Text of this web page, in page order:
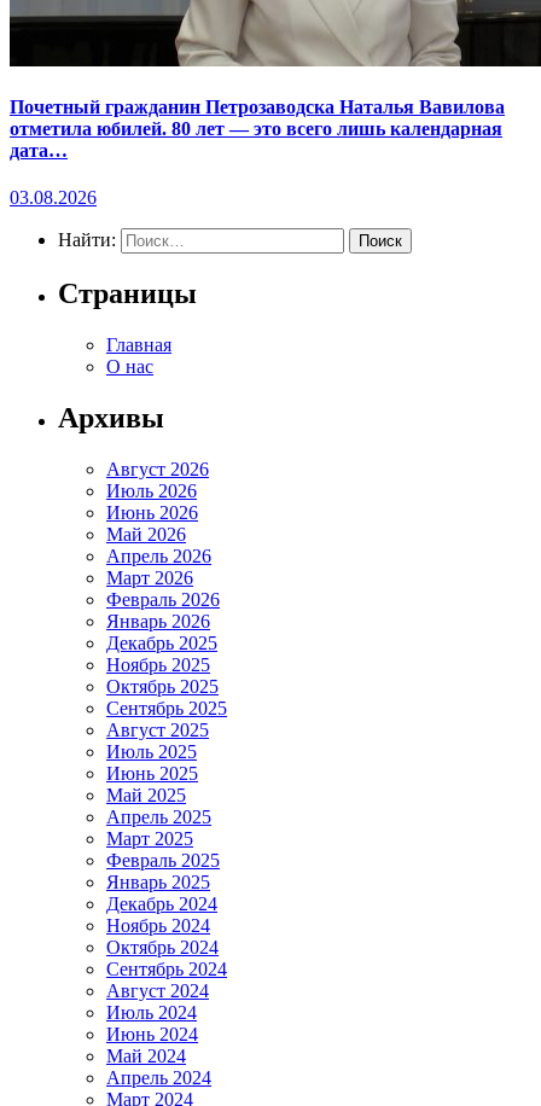
Почетный гражданин Петрозаводска Наталья Вавилова
отметила юбилей. 80 лет — это всего лишь календарная
дата…
03.08.2026
Найти:
Страницы
Главная
О нас
Архивы
Август 2026
Июль 2026
Июнь 2026
Май 2026
Апрель 2026
Март 2026
Февраль 2026
Январь 2026
Декабрь 2025
Ноябрь 2025
Октябрь 2025
Сентябрь 2025
Август 2025
Июль 2025
Июнь 2025
Май 2025
Апрель 2025
Март 2025
Февраль 2025
Январь 2025
Декабрь 2024
Ноябрь 2024
Октябрь 2024
Сентябрь 2024
Август 2024
Июль 2024
Июнь 2024
Май 2024
Апрель 2024
Март 2024